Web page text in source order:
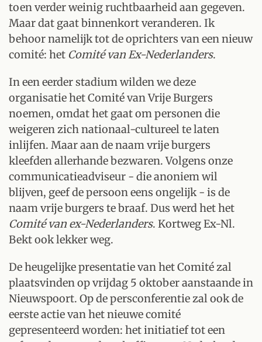
toen verder weinig ruchtbaarheid aan gegeven.
Maar dat gaat binnenkort veranderen. Ik
behoor namelijk tot de oprichters van een nieuw
comité: het Comité van Ex-Nederlanders.
In een eerder stadium wilden we deze
organisatie het Comité van Vrije Burgers
noemen, omdat het gaat om personen die
weigeren zich nationaal-cultureel te laten
inlijfen. Maar aan de naam vrije burgers
kleefden allerhande bezwaren. Volgens onze
communicatieadviseur - die anoniem wil
blijven, geef de persoon eens ongelijk - is de
naam vrije burgers te braaf. Dus werd het het
Comité van ex-Nederlanders. Kortweg Ex-Nl.
Bekt ook lekker weg.
De heugelijke presentatie van het Comité zal
plaatsvinden op vrijdag 5 oktober aanstaande in
Nieuwspoort. Op de persconferentie zal ook de
eerste actie van het nieuwe comité
gepresenteerd worden: het initiatief tot een